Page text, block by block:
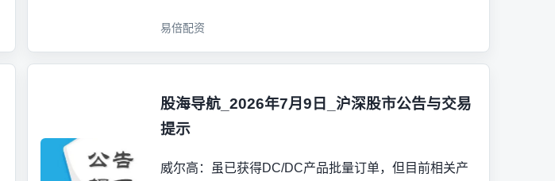
易倍配资
股海导航_2026年7月9日_沪深股市公告与交易
提示
威尔高：虽已获得DC/DC产品批量订单，但目前相关产